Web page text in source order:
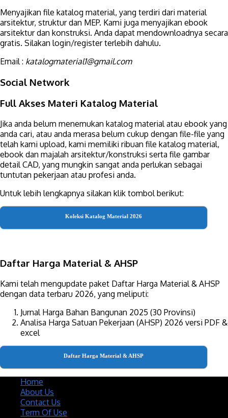
Menyajikan file katalog material, yang terdiri dari material
arsitektur, struktur dan MEP. Kami juga menyajikan ebook
arsitektur dan konstruksi. Anda dapat mendownloadnya secara
gratis. Silakan login/register terlebih dahulu.
Email : katalogmaterial1@gmail.com
Social Network
Full Akses Materi Katalog Material
Jika anda belum menemukan katalog material atau ebook yang
anda cari, atau anda merasa belum cukup dengan file-file yang
telah kami upload, kami memiliki ribuan file katalog material,
ebook dan majalah arsitektur/konstruksi serta file gambar
detail CAD, yang mungkin sangat anda perlukan sebagai
tuntutan pekerjaan atau profesi anda.
Untuk lebih lengkapnya silakan klik tombol berikut:
Koleksi Katalog Material 2026
Daftar Harga Material & AHSP
Kami telah mengupdate paket Daftar Harga Material & AHSP
dengan data terbaru 2026, yang meliputi:
Jurnal Harga Bahan Bangunan 2025 (30 Provinsi)
Analisa Harga Satuan Pekerjaan (AHSP) 2026 versi PDF &
excel
Daftar Harga Material & AHSP
Home
About Us
Contact Us
Term Of Use